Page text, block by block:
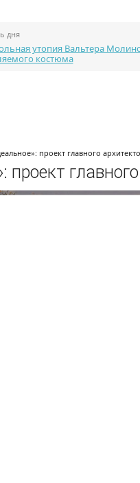
дня
утопия Вальтера
костюма
проект главного
проект